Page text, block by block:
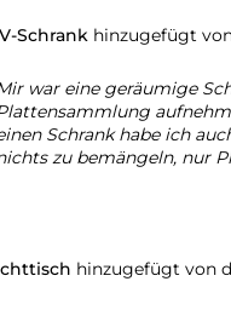
Schrank hinzugefügt
war eine geräumige
Schrank habe ich
zu bemängeln, nur
hinzugefügt von